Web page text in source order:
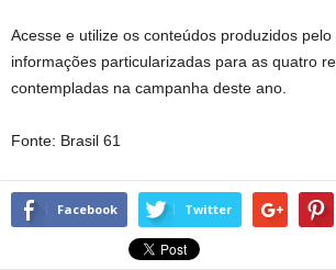
Acesse e utilize os conteúdos produzidos pelo
informações particularizadas para as quatro
contempladas na campanha deste ano.
Fonte: Brasil 61
Facebook Twitter